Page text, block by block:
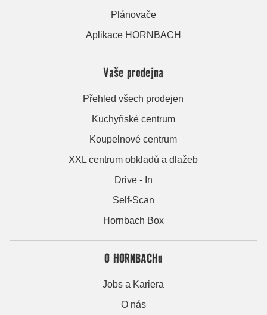
Plánovače
Aplikace HORNBACH
Vaše prodejna
Přehled všech prodejen
Kuchyňské centrum
Koupelnové centrum
XXL centrum obkladů a dlažeb
Drive - In
Self-Scan
Hornbach Box
O HORNBACHu
Jobs a Kariera
O nás